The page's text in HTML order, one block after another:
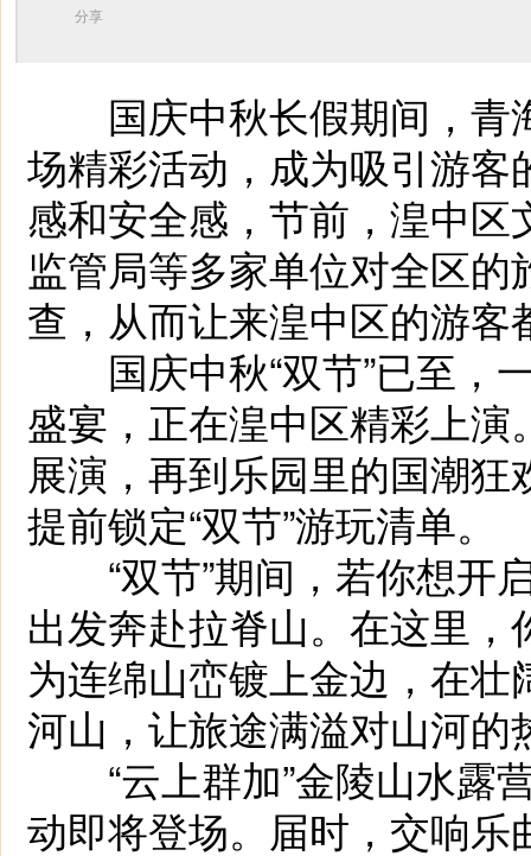
分享
国庆中秋长假期间，青
场精彩活动，成为吸引游客
感和安全感，节前，湟中
监管局等多家单位对全区
查，从而让来湟中区的游客
国庆中秋“双节”已至，
盛宴，正在湟中区精彩上
展演，再到乐园里的国潮
提前锁定“双节”游玩清单。
“双节”期间，若你想开
出发奔赴拉脊山。在这里
为连绵山峦镀上金边，在
河山，让旅途满溢对山河的
“云上群加”金陵山水露营
动即将登场。届时，交响